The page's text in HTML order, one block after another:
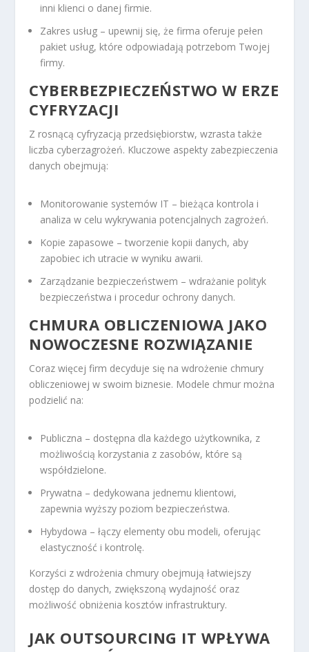
inni klienci o danej firmie.
Zakres usług – upewnij się, że firma oferuje pełen
pakiet usług, które odpowiadają potrzebom Twojej
firmy.
CYBERBEZPIECZEŃSTWO W ERZE
CYFRYZACJI
Z rosnącą cyfryzacją przedsiębiorstw, wzrasta także
liczba cyberzagrożeń. Kluczowe aspekty zabezpieczenia
danych obejmują:
Monitorowanie systemów IT – bieżąca kontrola i
analiza w celu wykrywania potencjalnych zagrożeń.
Kopie zapasowe – tworzenie kopii danych, aby
zapobiec ich utracie w wyniku awarii.
Zarządzanie bezpieczeństwem – wdrażanie polityk
bezpieczeństwa i procedur ochrony danych.
CHMURA OBLICZENIOWA JAKO
NOWOCZESNE ROZWIĄZANIE
Coraz więcej firm decyduje się na wdrożenie chmury
obliczeniowej w swoim biznesie. Modele chmur można
podzielić na:
Publiczna – dostępna dla każdego użytkownika, z
możliwością korzystania z zasobów, które są
współdzielone.
Prywatna – dedykowana jednemu klientowi,
zapewnia wyższy poziom bezpieczeństwa.
Hybydowa – łączy elementy obu modeli, oferując
elastyczność i kontrolę.
Korzyści z wdrożenia chmury obejmują łatwiejszy
dostęp do danych, zwiększoną wydajność oraz
możliwość obniżenia kosztów infrastruktury.
JAK OUTSOURCING IT WPŁYWA